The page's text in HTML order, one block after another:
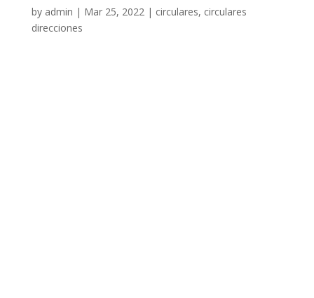
by admin | Mar 25, 2022| circulares, circulares
direcciones